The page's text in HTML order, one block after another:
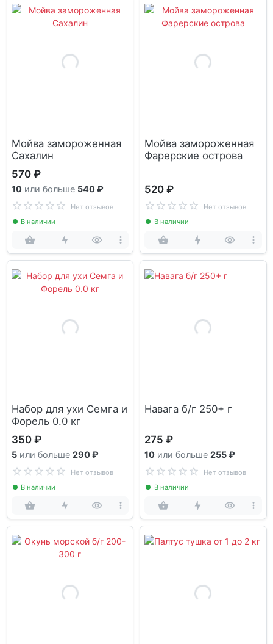
Мойва замороженная
Сахалин
570 ₽
10или больше 540 ₽
Нет отзывов
В наличии
Мойва замороженная
Фарерские острова
520 ₽
Нет отзывов
В наличии
Набор для ухи Семга и
Форель 0.0 кг
350 ₽
5или больше 290 ₽
Нет отзывов
В наличии
Навага б/г 250+ г
275 ₽
10 или больше 255 ₽
Нет отзывов
В наличии